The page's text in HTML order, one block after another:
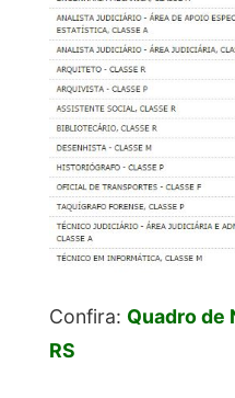
Confira: Quadro de
RS